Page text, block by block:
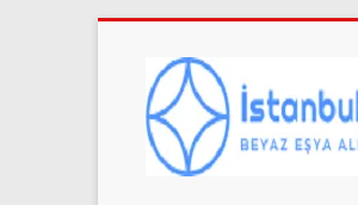
contentİkinci
El
Beyaz